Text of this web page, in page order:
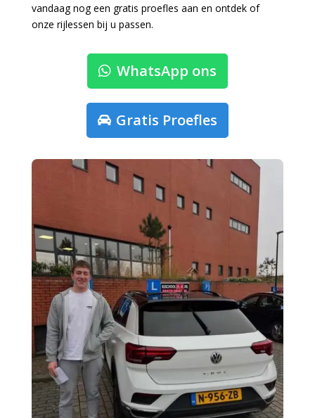
vandaag nog een gratis proefles aan en ontdek of
onze rijlessen bij u passen.
WhatsApp ons
Gratis Proefles